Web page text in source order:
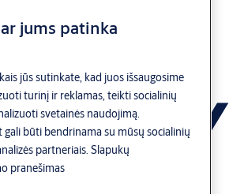
jums patinka
jūs sutinkate, kad juos išsaugosime
turinį ir reklamas, teikti socialinių
svetainės naudojimą.
būti bendrinama su mūsų socialinių
partneriais.Slapukų
pranešimas